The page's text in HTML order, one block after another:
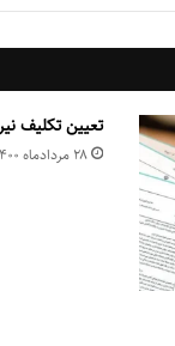
تعیین تکلیف
۲۸ مرداد‌ماه ۱۴۰۰